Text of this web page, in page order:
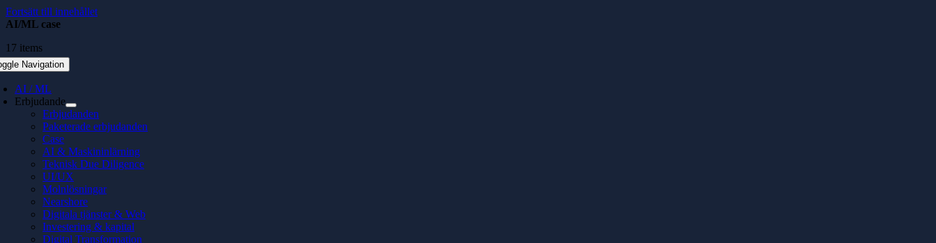
Fortsätt till innehållet
Navigation
AI / ML
Erbjudande
Erbjudanden
Paketerade erbjudanden
Case
AI & Maskininlärning
Teknisk Due Diligence
UI/UX
Molnlösningar
Nearshore
Digitala tjänster & Web
Investering & kapital
Digital Transformation
AI/ML case
17 items